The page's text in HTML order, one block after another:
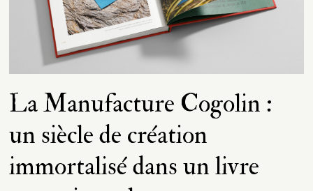
La Manufacture Cogolin :
un siècle de création
immortalisé dans un livre